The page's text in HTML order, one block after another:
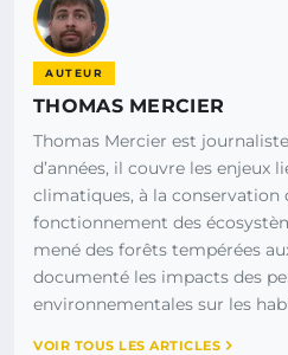
AUTEUR
THOMAS MERCIER
Thomas Mercier est
d’années, il couvre les enjeux
climatiques, à la conservation
fonctionnement des
mené des forêts tempérées
documenté les impacts des
environnementales sur les
VOIR TOUS LES ARTICLES